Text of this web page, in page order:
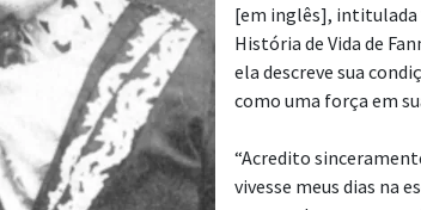
[em inglês], intitulada
História de Vida de
ela descreve sua
como uma força em
“Acredito
vivesse meus dias na